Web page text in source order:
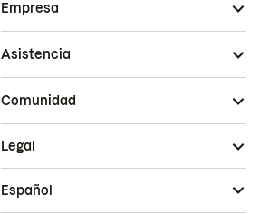
Empresa
Asistencia
Comunidad
Legal
Español